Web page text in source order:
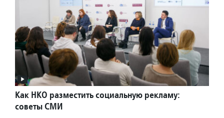
Как НКО разместить социальную рекламу:
советы СМИ